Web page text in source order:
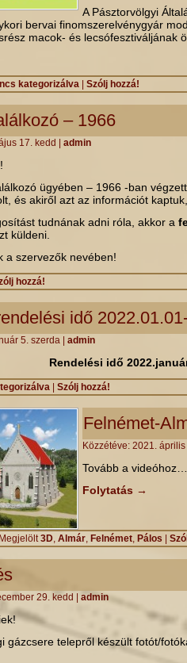
A Pásztorvölgyi
bervai finomszerelvénygyár
macok- és lecsófesztiváljának
kategorizálva Szólj hozzá!
– 1966
17. kedd admin
ügyében – 1966 -ban
és akiről azt az információt
tudnának adni róla, akkor a
küldeni.
a szervezők nevében!
hozzá!
idő
5. szerda admin
Rendelési idő
Szólj hozzá!
Felnémet-
Közzétéve: 2021.
Tovább a videóhoz…
Folytatás →
Megjelölt 3D, Almár, Felnémet, Pálos
29. kedd admin
gázcsere telepről készült fotót/